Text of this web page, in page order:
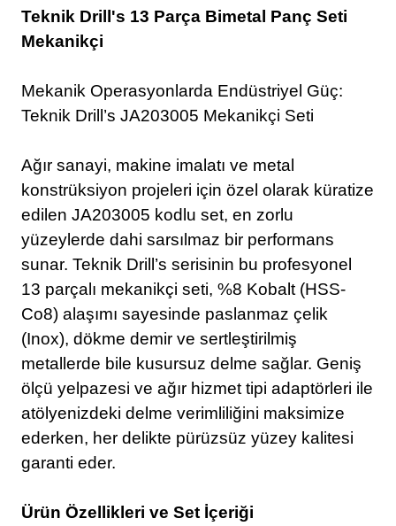
Teknik Drill's 13 Parça Bimetal Panç Seti
Mekanikçi
Mekanik Operasyonlarda Endüstriyel Güç:
Teknik Drill’s JA203005 Mekanikçi Seti
Ağır sanayi, makine imalatı ve metal
konstrüksiyon projeleri için özel olarak küratize
edilen JA203005 kodlu set, en zorlu
yüzeylerde dahi sarsılmaz bir performans
sunar. Teknik Drill’s serisinin bu profesyonel
13 parçalı mekanikçi seti, %8 Kobalt (HSS-
Co8) alaşımı sayesinde paslanmaz çelik
(Inox), dökme demir ve sertleştirilmiş
metallerde bile kusursuz delme sağlar. Geniş
ölçü yelpazesi ve ağır hizmet tipi adaptörleri ile
atölyenizdeki delme verimliliğini maksimize
ederken, her delikte pürüzsüz yüzey kalitesi
garanti eder.
Ürün Özellikleri ve Set İçeriği